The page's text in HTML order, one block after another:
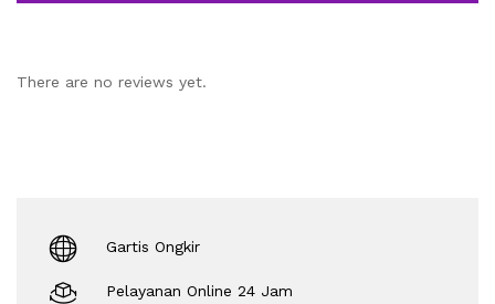
There are no reviews yet.
Gartis Ongkir
Pelayanan Online 24 Jam